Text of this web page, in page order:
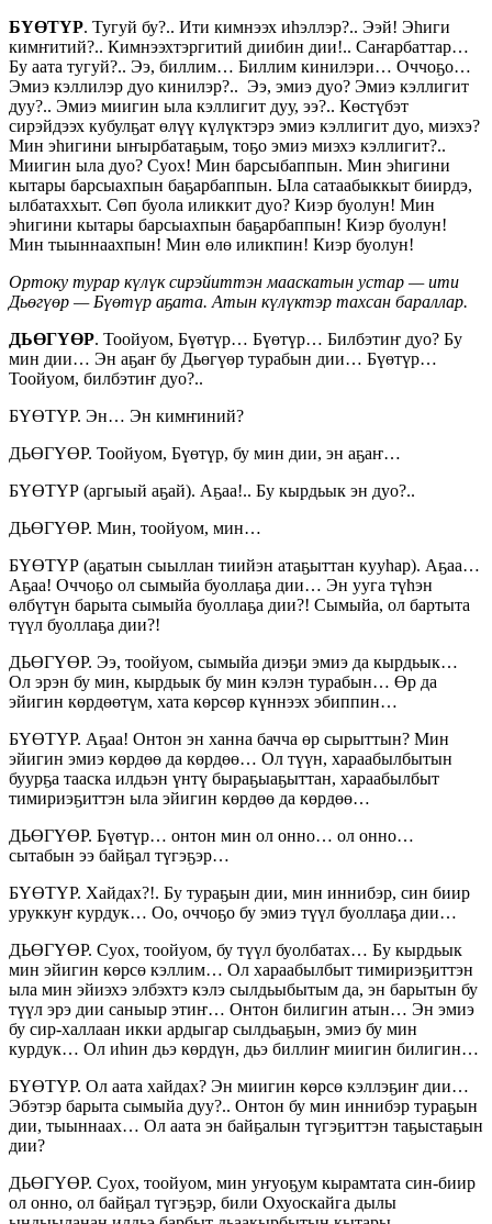
БҮӨТҮР. Тугуй бу?.. Ити кимнээх иһэллэр?.. Ээй! Эһиги
кимҥитий?.. Кимнээхтэргитий диибин дии!.. Саҥарбаттар…
Бу аата тугуй?.. Ээ, биллим… Биллим кинилэри… Оччоҕо…
Эмиэ кэллилэр дуо кинилэр?.. Ээ, эмиэ дуо? Эмиэ кэллигит
дуу?.. Эмиэ миигин ыла кэллигит дуу, ээ?.. Көстүбэт
сирэйдээх кубулҕат өлүү күлүктэрэ эмиэ кэллигит дуо, миэхэ?
Мин эһигини ыҥырбатаҕым, тоҕо эмиэ миэхэ кэллигит?..
Миигин ыла дуо? Суох! Мин барсыбаппын. Мин эһигини
кытары барсыахпын баҕарбаппын. Ыла сатаабыккыт биирдэ,
ылбатаххыт. Сөп буола иликкит дуо? Киэр буолун! Мин
эһигини кытары барсыахпын баҕарбаппын! Киэр буолун!
Мин тыыннаахпын! Мин өлө иликпин! Киэр буолун!
Ортоку турар күлүк сирэйиттэн мааскатын устар — ити
Дьөгүөр — Бүөтүр аҕата. Атын күлүктэр тахсан бараллар.
ДЬӨГҮӨР. Тоойуом, Бүөтүр… Бүөтүр… Билбэтиҥ дуо? Бу
мин дии… Эн аҕаҥ бу Дьөгүөр турабын дии… Бүөтүр…
Тоойуом, билбэтиҥ дуо?..
БҮӨТҮР. Эн… Эн кимҥиний?
ДЬӨГҮӨР. Тоойуом, Бүөтүр, бу мин дии, эн аҕаҥ…
БҮӨТҮР (аргыый аҕай). Аҕаа!.. Бу кырдьык эн дуо?..
ДЬӨГҮӨР. Мин, тоойуом, мин…
БҮӨТҮР (аҕатын сыыллан тиийэн атаҕыттан кууһар). Аҕаа…
Аҕаа! Оччоҕо ол сымыйа буоллаҕа дии… Эн ууга түһэн
өлбүтүн барыта сымыйа буоллаҕа дии?! Сымыйа, ол бартыта
түүл буоллаҕа дии?!
ДЬӨГҮӨР. Ээ, тоойуом, сымыйа диэҕи эмиэ да кырдьык…
Ол эрэн бу мин, кырдьык бу мин кэлэн турабын… Өр да
эйигин көрдөөтүм, хата көрсөр күннээх эбиппин…
БҮӨТҮР. Аҕаа! Онтон эн ханна бачча өр сырыттын? Мин
эйигин эмиэ көрдөө да көрдөө… Ол түүн, хараабылбытын
буурҕа тааска илдьэн үнтү быраҕыаҕыттан, хараабылбыт
тимириэҕиттэн ыла эйигин көрдөө да көрдөө…
ДЬӨГҮӨР. Бүөтүр… онтон мин ол онно… ол онно…
сытабын ээ байҕал түгэҕэр…
БҮӨТҮР. Хайдах?!. Бу тураҕын дии, мин иннибэр, син биир
уруккуҥ курдук… Оо, оччоҕо бу эмиэ түүл буоллаҕа дии…
ДЬӨГҮӨР. Суох, тоойуом, бу түүл буолбатах… Бу кырдьык
мин эйигин көрсө кэллим… Ол хараабылбыт тимириэҕиттэн
ыла мин эйиэхэ элбэхтэ кэлэ сылдьыбытым да, эн барытын бу
түүл эрэ дии саныыр этиҥ… Онтон билигин атын… Эн эмиэ
бу сир-халлаан икки ардыгар сылдьаҕын, эмиэ бу мин
курдук… Ол иһин дьэ көрдүн, дьэ биллиҥ миигин билигин…
БҮӨТҮР. Ол аата хайдах? Эн миигин көрсө кэллэҕиҥ дии…
Эбэтэр барыта сымыйа дуу?.. Онтон бу мин иннибэр тураҕын
дии, тыыннаах… Ол аата эн байҕалын түгэҕиттэн таҕыстаҕын
дии?
ДЬӨГҮӨР. Суох, тоойуом, мин уҥуоҕум кырамтата син-биир
ол онно, ол байҕал түгэҕэр, били Охуоскайга дылы